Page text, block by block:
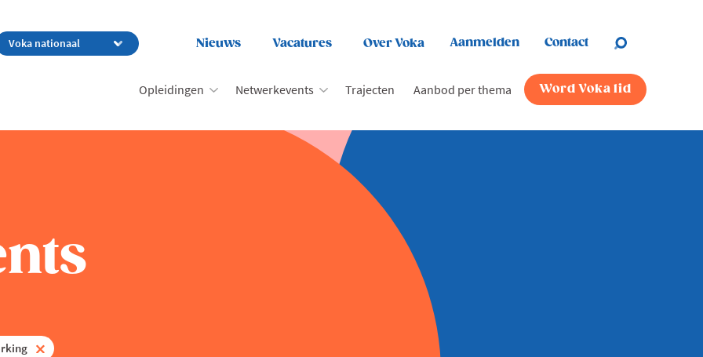
Nieuws Vacatures Over Voka Aanmelden Contact
Opleidingen Netwerkevents Trajecten Aanbod per thema Word Voka lid